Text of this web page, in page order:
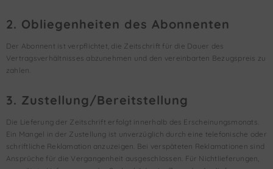
2. Obliegenheiten des Abonnenten
Der Abonnent ist verpflichtet, die Zeitschrift für die Dauer des
Vertragsverhältnisses abzunehmen und den vereinbarten Bezugspreis zu
zahlen.
3. Zustellung/Bereitstellung
Die Lieferung der Zeitschrift erfolgt innerhalb des Erscheinungsmonats.
Ein Mangel in der Zustellung ist unverzüglich durch eine telefonische oder
schriftliche Reklamation anzuzeigen. Bei verspäteten Reklamationen sind
Ansprüche für die Vergangenheit ausgeschlossen. Für Nichtlieferungen,